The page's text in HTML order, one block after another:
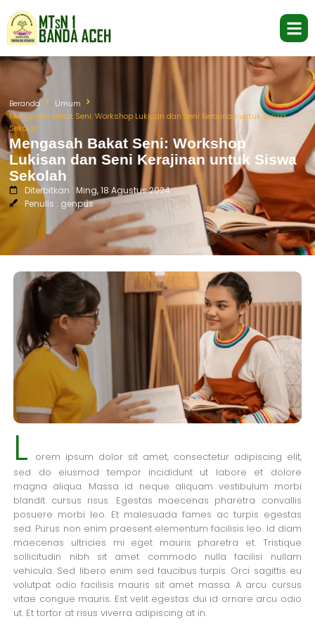
Beranda
Umum
Mengasah Bakat Seni: Workshop Lukisan dan Seni Kerajinan untuk Siswa
Sekolah
Mengasah Bakat Seni: Workshop
Lukisan dan Seni Kerajinan untuk Siswa
Sekolah
Diterbitkan : Ming, 18 Agustus 2024
Penulis : genpus
L
orem ipsum dolor sit amet, consectetur adipiscing elit,
sed do eiusmod tempor incididunt ut labore et dolore
magna aliqua. Massa id neque aliquam vestibulum morbi
blandit cursus risus. Egestas maecenas pharetra convallis
posuere morbi leo. Et malesuada fames ac turpis egestas
sed. Purus non enim praesent elementum facilisis leo. Id diam
maecenas ultricies mi eget mauris pharetra et. Tristique
sollicitudin nibh sit amet commodo nulla facilisi nullam
vehicula. Sed libero enim sed faucibus turpis. Orci sagittis eu
volutpat odio facilisis mauris sit amet massa. A arcu cursus
vitae congue mauris. Est velit egestas dui id ornare arcu odio
ut. Et tortor at risus viverra adipiscing at in.